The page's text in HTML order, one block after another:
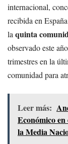
internacional,
recibida en
la quinta
observado este
trimestres en la
comunidad para
Leer más:
Económico
la Media